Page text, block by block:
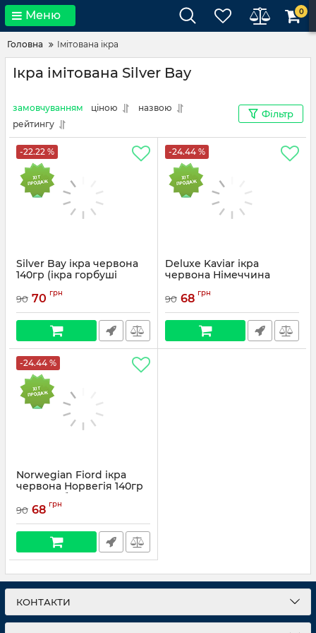
Меню 0
Головна Імітована ікра
Ікра імітована Silver Bay
замовчуванням ціною
назвою
рейтингу
Фільтр
-22.22 %
Silver Bay ікра червона
140гр (ікра горбуші
90 70 грн
-24.44 %
Deluxe Kaviar ікра
червона Німеччина
імітована)
90 68 грн
-24.44 %
Norwegian Fiord ікра
червона Норвегія 140гр
(ікра горбуші імітована)
90 68 грн
КОНТАКТИ